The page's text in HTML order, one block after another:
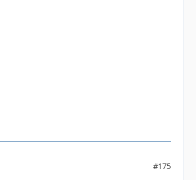
#175